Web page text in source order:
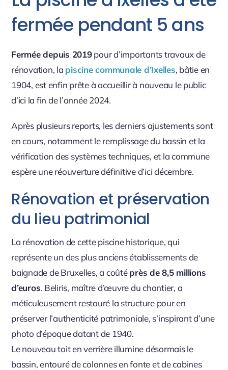
fermée pendant 5 ans
Fermée depuis 2019pour d’importants travaux de
rénovation, la piscine communale d’Ixelles, bâtie en
1904, est enfin prête à accueillir à nouveau le public
d’ici la fin de l’année 2024.
Après plusieurs reports, les derniers ajustements sont
en cours, notamment le remplissage du bassin et la
vérification des systèmes techniques, et la commune
espère une réouverture définitive d’ici décembre.
Rénovation et préservation
du lieu patrimonial
La rénovation de cette piscine historique, qui
représente un des plus anciens établissements de
baignade de Bruxelles, a coûtéprès de 8,5 millions
d’euros. Beliris, maître d’œuvre du chantier, a
méticuleusement restauré la structure pour en
préserver l’authenticité patrimoniale, s’inspirant d’une
photo d’époque datant de 1940.
Le nouveau toit en verrière illumine désormais le
bassin, entouré de colonnes en fonte et de cabines